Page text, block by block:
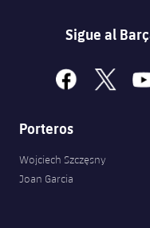
Sigue al
facebook
x
Porteros
Wojciech Szczęsny
Joan Garcia